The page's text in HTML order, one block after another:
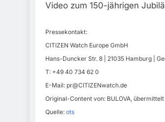
Video zum 150-jährigen
Pressekontakt:
CITIZEN Watch Europe GmbH
Hans-Duncker Str. 8 | 21035 Hamburg |
T: +49 40 734 62 0
E-Mail: pr@CITIZENwatch.de
Original-Content von: BULOVA,
Quelle: ots